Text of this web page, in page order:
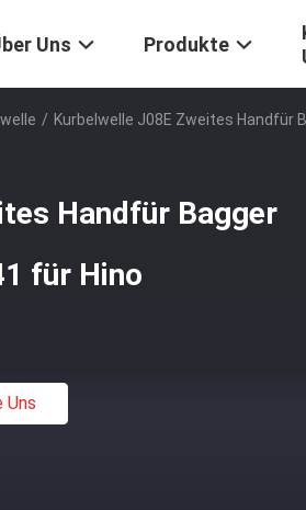
Uns Produkte
/ Kurbelwelle J08E Zweites Handfür
Handfür Bagger
für Hino
Uns